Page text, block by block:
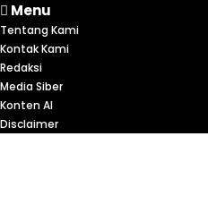
Menu
Tentang Kami
Kontak Kami
Redaksi
Media Siber
Konten AI
Disclaimer